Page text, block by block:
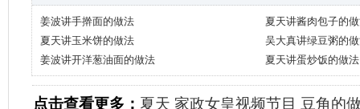
姜波讲手擀面的做法
夏天讲酱肉包子的
夏天讲玉米饼的做法
吴大真讲绿豆粥的
姜波讲开洋葱油面的做法
夏天讲蛋炒饭的做法
点击查看更多： 夏天 家政女皇视频节目 豆角的